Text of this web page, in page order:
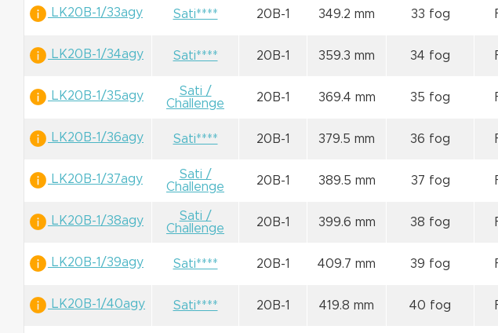
LK20B-1/33agy Sati**** 20B-1 349.2 mm 33 fog
LK20B-1/34agy Sati**** 20B-1 359.3 mm 34 fog
LK20B-1/35agy
Sati /
Challenge
20B-1 369.4 mm 35 fog
LK20B-1/36agy Sati**** 20B-1 379.5 mm 36 fog
LK20B-1/37agy
Sati /
Challenge
20B-1 389.5 mm 37 fog
LK20B-1/38agy
Sati /
Challenge
20B-1 399.6 mm 38 fog
LK20B-1/39agy Sati**** 20B-1 409.7 mm 39 fog
LK20B-1/40agy Sati**** 20B-1 419.8 mm 40 fog